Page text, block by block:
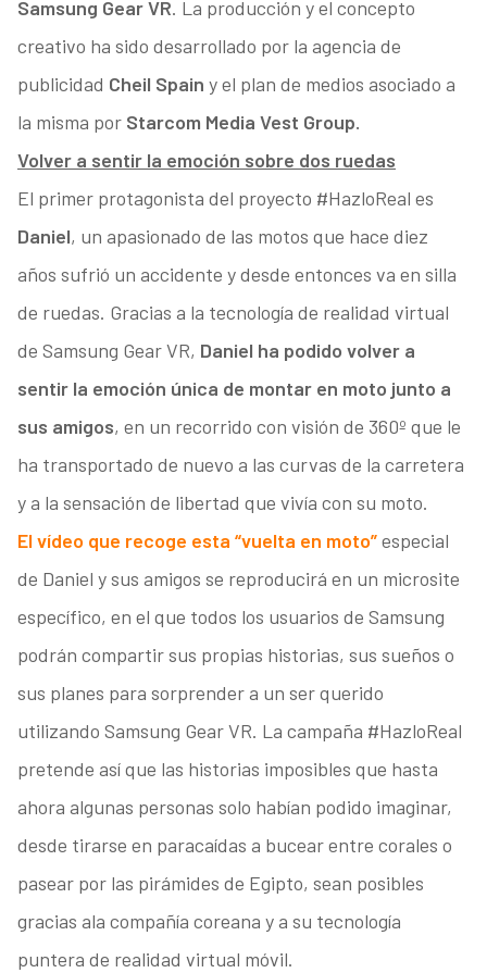
Samsung Gear VR. La producción y el concepto
creativo ha sido desarrollado por la agencia de
publicidad Cheil Spain y el plan de medios asociado a
la misma por Starcom Media Vest Group.
Volver a sentir la emoción sobre dos ruedas
El primer protagonista del proyecto #HazloReal es
Daniel, un apasionado de las motos que hace diez
años sufrió un accidente y desde entonces va en silla
de ruedas. Gracias a la tecnología de realidad virtual
de Samsung Gear VR, Daniel ha podido volver a
sentir la emoción única de montar en moto junto a
sus amigos, en un recorrido con visión de 360º que le
ha transportado de nuevo a las curvas de la carretera
y a la sensación de libertad que vivía con su moto.
El vídeo que recoge esta “vuelta en moto”especial
de Daniel y sus amigos se reproducirá en un microsite
específico, en el que todos los usuarios de Samsung
podrán compartir sus propias historias, sus sueños o
sus planes para sorprender a un ser querido
utilizando Samsung Gear VR. La campaña #HazloReal
pretende así que las historias imposibles que hasta
ahora algunas personas solo habían podido imaginar,
desde tirarse en paracaídas a bucear entre corales o
pasear por las pirámides de Egipto, sean posibles
gracias ala compañía coreana y a su tecnología
puntera de realidad virtual móvil.